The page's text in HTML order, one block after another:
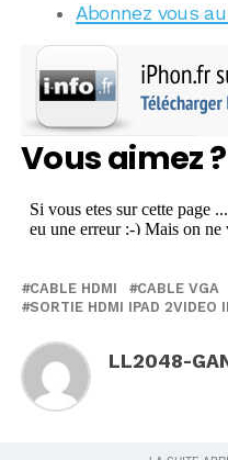
Abonnez vous
Vous aimez
CABLE HDMI CABLE VGA
SORTIE HDMI IPAD 2VIDEO
LL2048-